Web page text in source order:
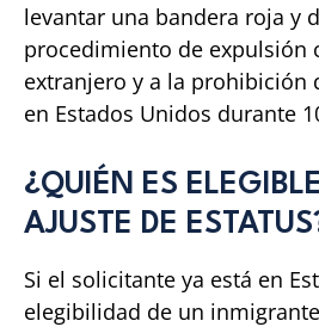
levantar una bandera roja y
procedimiento de expulsión
extranjero y a la prohibición
en Estados Unidos durante
¿QUIÉN ES
AJUSTE DE
Si el solicitante ya está en
elegibilidad de un